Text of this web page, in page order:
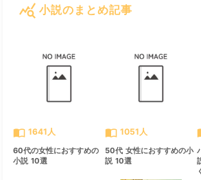
query_stats 小説のまとめ記事
import_contacts 1641人
60代の女性におすすめの
小説 10選
import_contacts 1051人
50代 女性におすすめの小
説 10選